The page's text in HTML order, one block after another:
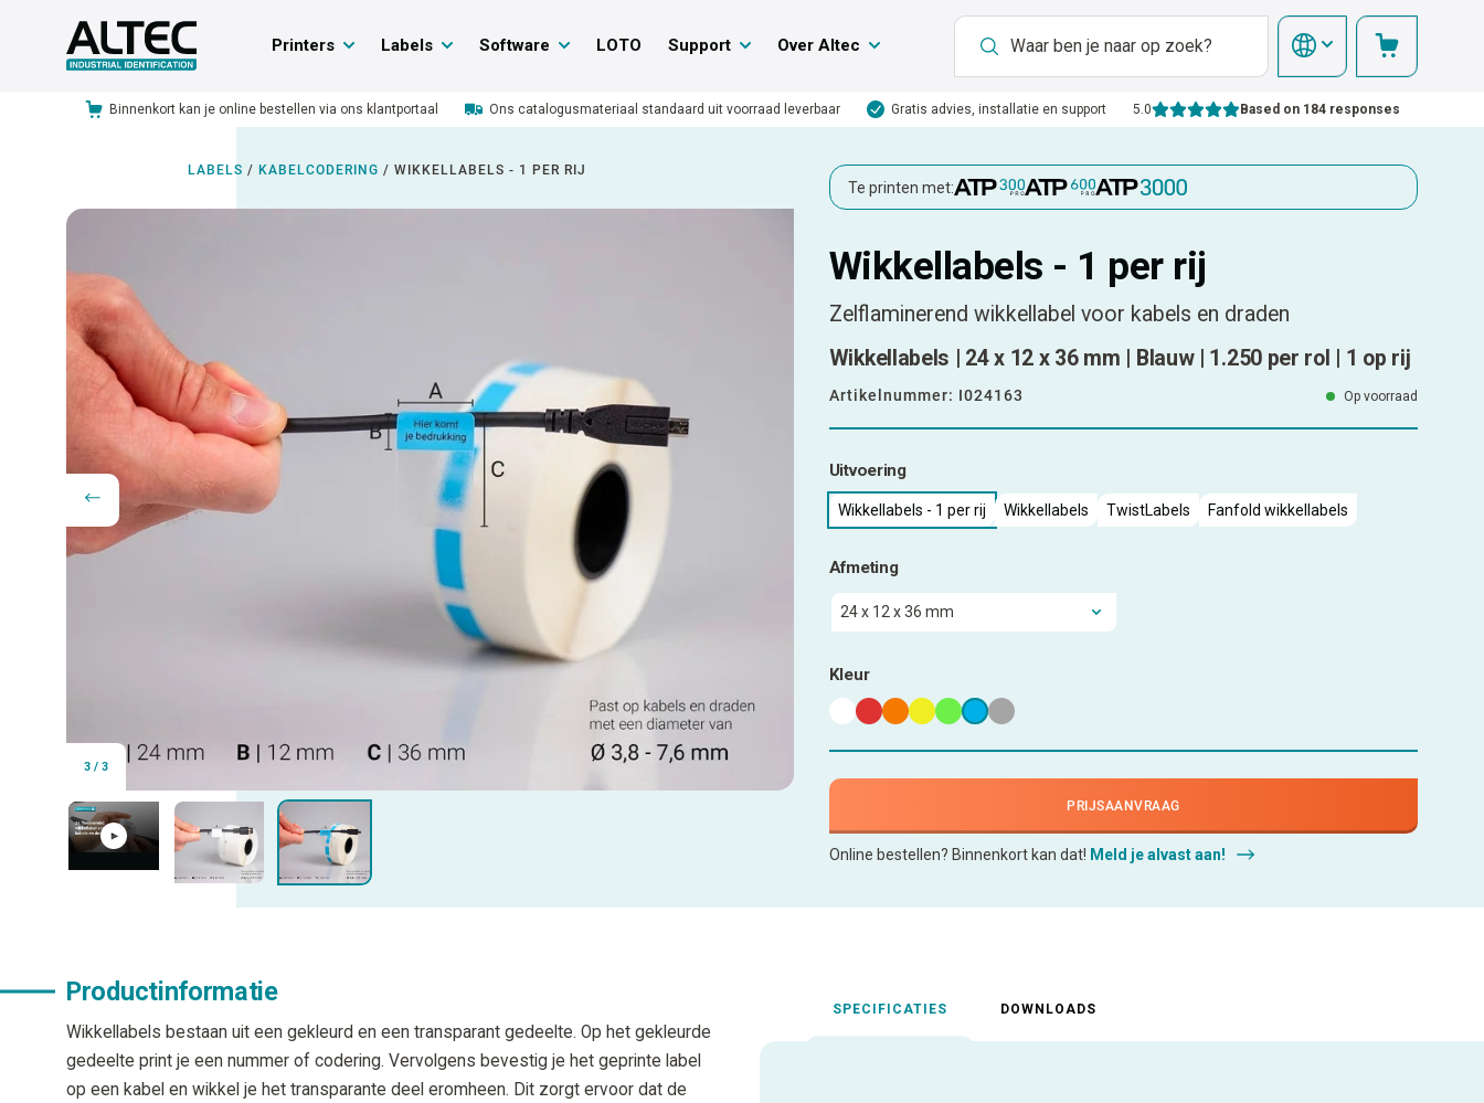
Printers Labels Software LOTO Support Over Altec
Binnenkort kan je online bestellen via ons klantportaal Ons catalogusmateriaal standaard uit voorraad leverbaar Gratis advies, installatie en support 5.0 Based on 184 responses
LABELS / KABELCODERING / WIKKELLABELS - 1 PER RIJ
3 / 3
Te printen met:
Wikkellabels - 1 per rij
Zelflaminerend wikkellabel voor kabels en draden
Wikkellabels | 24 x 12 x 36 mm | Blauw | 1.250 per rol | 1 op rij
Artikelnummer: I024163 Op voorraad
Uitvoering
Wikkellabels - 1 per rij Wikkellabels TwistLabels Fanfold wikkellabels
Afmeting
Kleur
PRIJSAANVRAAG
Online bestellen? Binnenkort kan dat! Meld je alvast aan!
Productinformatie
Wikkellabels bestaan uit een gekleurd en een transparant gedeelte. Op het gekleurde
gedeelte print je een nummer of codering. Vervolgens bevestig je het geprinte label
op een kabel en wikkel je het transparante deel eromheen. Dit zorgt ervoor dat de
SPECIFICATIES DOWNLOADS